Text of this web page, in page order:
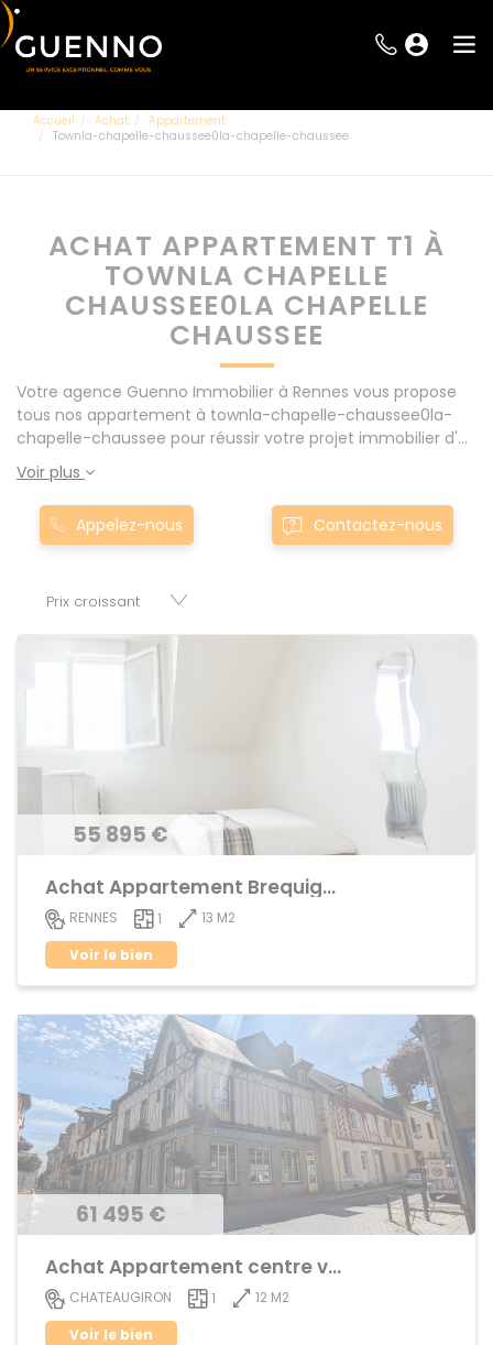
Accueil Achat
Appartement
Townla-chapelle-chaussee0la-chapelle-chaussee
ACHAT APPARTEMENT T1 À
TOWNLA CHAPELLE
CHAUSSEE0LA CHAPELLE
CHAUSSEE
Votre agence Guenno Immobilier à Rennes vous propose
tous nos appartement à townla-chapelle-chaussee0la-
chapelle-chaussee pour réussir votre projet immobilier d'
achat. Consultez l'ensemble de nos offres à Rennes mais
également aux alentours : Le Rheu, Pacé, Montgermont...
Nos appartement T1 à townla-chapelle-chaussee0la-
chapelle-chaussee sont proposés au meilleur prix du
parkings, cessions de baux, fonds de commerces,
Voir plus
Appelez-nous Contactez-nous
55 895 €
Achat Appartement Brequigny
RENNES 1
13 M2
Voir le bien
61 495 €
Achat Appartement centre ville
CHATEAUGIRON 1
12 M2
Voir le bien